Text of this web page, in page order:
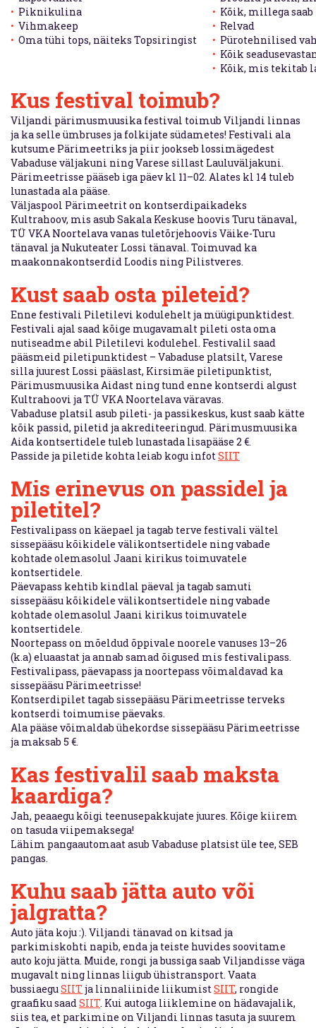
Piknikulina
Vihmakeep
Oma tühi tops, näiteks Topsiringist
Kõik, millega
Relvad
Pürotehnilised
Kõik
Kõik, mis tekitab
Kus festival toimub?
Viljandi pärimusmuusika festival toimub Viljandi linnas
ja ka selle ümbruses ja folkijate südametes! Festivali ala
kutsume Pärimeetriks ja piir jookseb lossimägedest
Vabaduse väljakuni ning Varese sillast Lauluväljakuni.
Pärimeetrisse pääseb iga päev kl 11–02. Alates kl 14 tuleb
lunastada ala pääse.
Väljaspool Pärimeetrit on kontserdipaikadeks
Kultrahoov, mis asub Sakala Keskuse hoovis Turu tänaval,
TÜ VKA Noortelava vanas tuletõrjehoovis Väike-Turu
tänaval ja Nukuteater Lossi tänaval. Toimuvad ka
maakonnakontserdid Loodis ning Pilistveres.
Kust saab osta pileteid?
Enne festivali Piletilevi kodulehelt ja müügipunktidest.
Festivali ajal saad kõige mugavamalt pileti osta oma
nutiseadme abil Piletilevi kodulehel. Festivalil saad
pääsmeid piletipunktidest – Vabaduse platsilt, Varese
silla juurest Lossi pääslast, Kirsimäe piletipunktist,
Pärimusmuusika Aidast ning tund enne kontserdi algust
Kultrahoovi ja TÜ VKA Noortelava väravas.
Vabaduse platsil asub pileti- ja passikeskus, kust saab kätte
kõik passid, piletid ja akrediteeringud. Pärimusmuusika
Aida kontsertidele tuleb lunastada lisapääse 2 €.
Passide ja piletide kohta leiab kogu infotSIIT
Mis erinevus on passidel ja
piletitel?
Festivalipass on käepael ja tagab terve festivali vältel
sissepääsu kõikidele välikontsertidele ning vabade
kohtade olemasolul Jaani kirikus toimuvatele
kontsertidele.
Päevapass kehtib kindlal päeval ja tagab samuti
sissepääsu kõikidele välikontsertidele ning vabade
kohtade olemasolul Jaani kirikus toimuvatele
kontsertidele.
Noortepass on mõeldud õppivale noorele vanuses 13–26
(k.a) eluaastat ja annab samad õigused mis festivalipass.
Festivalipass, päevapass ja noortepass võimaldavad ka
sissepääsu Pärimeetrisse!
Kontserdipilet tagab sissepääsu Pärimeetrisse terveks
kontserdi toimumise päevaks.
Ala pääse võimaldab ühekordse sissepääsu Pärimeetrisse
ja maksab 5 €.
Kas festivalil saab maksta
kaardiga?
Jah, peaaegu kõigi teenusepakkujate juures. Kõige kiirem
on tasuda viipemaksega!
Lähim pangaautomaat asub Vabaduse platsist üle tee, SEB
pangas.
Kuhu saab jätta auto või
jalgratta?
Auto jäta koju :). Viljandi tänavad on kitsad ja
parkimiskohti napib, enda ja teiste huvides soovitame
auto koju jätta. Muide, rongi ja bussiga saab Viljandisse väga
mugavalt ning linnas liigub ühistransport. Vaata
bussiaeguSIIT ja linnaliinide liikumistSIIT, rongide
graafiku saadSIIT. Kui autoga liiklemine on hädavajalik,
siis tea, et parkimine on Viljandi linnas tasuta ja suurem